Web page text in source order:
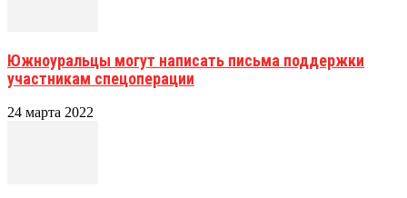
Южноуральцы могут написать письма поддержки
участникам спецоперации
24 марта 2022